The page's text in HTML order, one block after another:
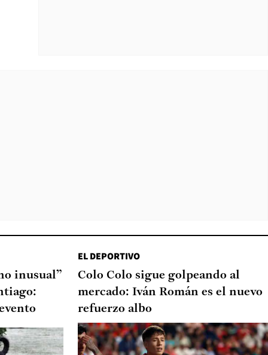
inusual”
EL DEPORTIVO
Colo Colo sigue golpeando al
mercado: Iván Román es el nuevo
refuerzo albo